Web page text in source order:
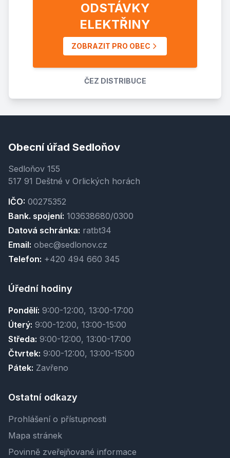
ODSTÁVKY
ELEKTŘINY
ZOBRAZIT PRO OBEC
ČEZ DISTRIBUCE
Obecní úřad Sedloňov
Sedloňov 155
517 91 Deštné v Orlických horách
IČO: 00275352
Bank. spojení: 103638680/0300
Datová schránka: ratbt34
Email: obec@sedlonov.cz
Telefon: +420 494 660 345
Úřední hodiny
Pondělí: 9:00-12:00, 13:00-17:00
Úterý: 9:00-12:00, 13:00-15:00
Středa: 9:00-12:00, 13:00-17:00
Čtvrtek: 9:00-12:00, 13:00-15:00
Pátek: Zavřeno
Ostatní odkazy
Prohlášení o přístupnosti
Mapa stránek
Povinně zveřejňované informace